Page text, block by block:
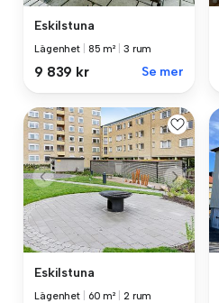
Eskilstuna
Lägenhet 85 m² 3 rum
9 839 kr Se mer
Eskilstuna
Lägenhet 60 m² 2 rum